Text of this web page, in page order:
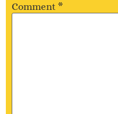
Comment *